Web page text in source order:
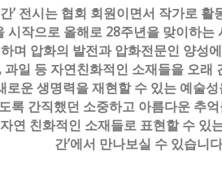
’ 전시는 협회 회원이면서 작가로
작으로 올해로 28주년을 맞이하
며 압화의 발전과 압화전문인 양성
일 등 자연친화적인 소재들을 오
로운 생명력을 재현할 수 있는 예술
간직했던 소중하고 아름다운 추
친화적인 소재들로 표현할 수
간’에서 만나보실 수 있습니